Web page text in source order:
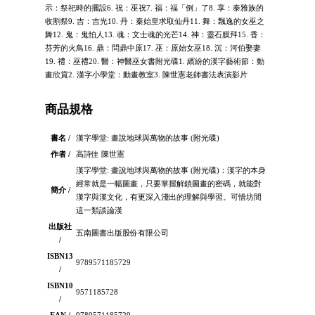
示：祭祀時的擺設6. 祝：巫祝7. 福：福「倒」了8. 享：泰雅族的
收割祭9. 吉：吉光10. 丹：秦始皇求取仙丹11. 舞：飄逸的女巫之
舞12. 鬼：鬼怕人13. 魂：文士魂的光芒14. 神：靈石膜拜15. 香：
芬芳的火鳥16. 鼎：問鼎中原17. 巫：原始女巫18. 沉：河伯娶妻
19. 禮：巫禮20. 醫：神醫巫女書附光碟1. 繽紛的漢字藝術節：動
畫欣賞2. 漢字小學堂：動畫教室3. 陳世憲老師書法表演影片
商品規格
書名 /
漢字學堂: 畫說地球與萬物的故事 (附光碟)
作者 /
高詩佳 陳世憲
簡介 /
漢字學堂: 畫說地球與萬物的故事 (附光碟)：漢字的本身
經常就是一幅圖畫，只要掌握解鎖圖畫的密碼，就能對
漢字與漢文化，有更深入淺出的理解與學習。可惜坊間
這一類談論漢
出版社
/
五南圖書出版股份有限公司
ISBN13
/
9789571185729
ISBN10
/
9571185728